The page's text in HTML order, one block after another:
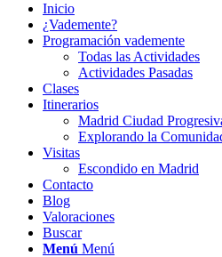
Inicio
¿Vademente?
Programación vademente
Todas las Actividades
Actividades Pasadas
Clases
Itinerarios
Madrid Ciudad
Explorando la
Visitas
Escondido en Madrid
Contacto
Blog
Valoraciones
Buscar
Menú Menú